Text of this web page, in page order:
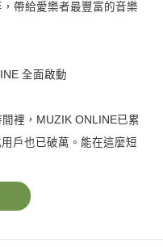
帶給愛樂者最豐富的音樂
全面啟動
裡，MUZIK ONLINE已累
戶也已破萬。能在這麼短